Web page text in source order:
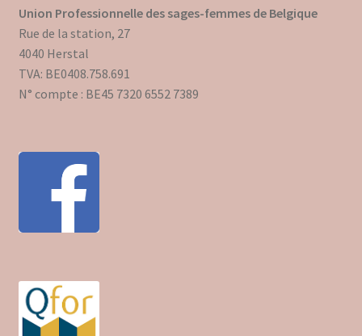
Union Professionnelle des sages-femmes de Belgique
Rue de la station, 27
4040 Herstal
TVA: BE0408.758.691
N° compte : BE45 7320 6552 7389